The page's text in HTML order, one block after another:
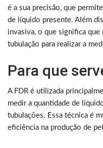
é a sua precisão, que
de líquido presente. Além
invasiva, o que significa
tubulação para realizar a
Para que
A FDR é utilizada
medir a quantidade de
tubulações. Essa técnica é
eficiência na produção de